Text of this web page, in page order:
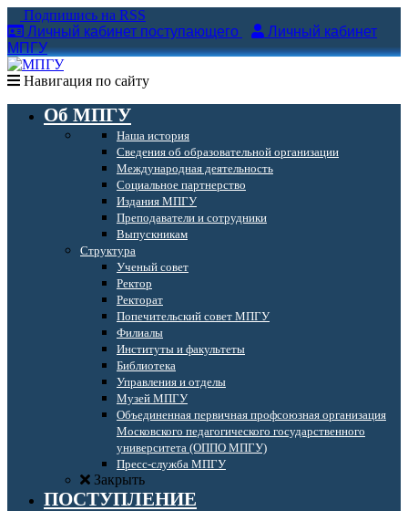
Подпишись на RSS
Личный кабинет поступающего
Личный кабинет
МПГУ
Навигация по сайту
Об МПГУ
Наша история
Сведения об образовательной организации
Международная деятельность
Социальное партнерство
Издания МПГУ
Преподаватели и сотрудники
Выпускникам
Структура
Ученый совет
Ректор
Ректорат
Попечительский совет МПГУ
Филиалы
Институты и факультеты
Библиотека
Управления и отделы
Музей МПГУ
Объединенная первичная профсоюзная организация
Московского педагогического государственного
университета (ОППО МПГУ)
Пресс-служба МПГУ
Закрыть
ПОСТУПЛЕНИЕ